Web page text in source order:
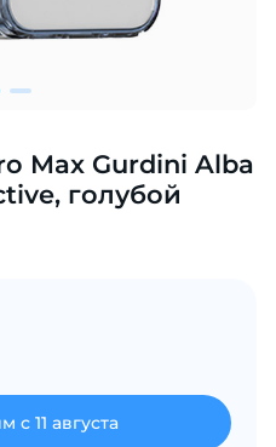
Max Gurdini Alba
голубой
с 11 августа